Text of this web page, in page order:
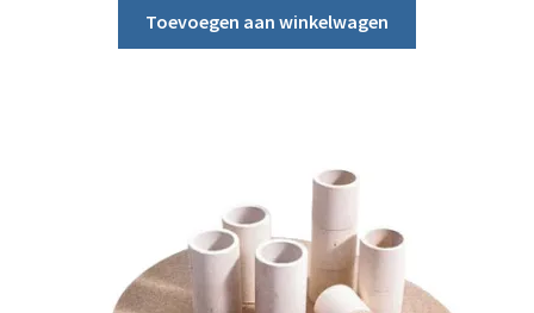
Toevoegen aan winkelwagen